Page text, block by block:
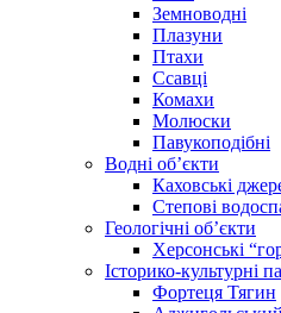
Земноводні
Плазуни
Птахи
Ссавці
Комахи
Молюски
Павукоподібні
Водні об’єкти
Каховські
Степові
Геологічні об’єкти
Херсонські
Історико-культурні
Фортеця Тягин